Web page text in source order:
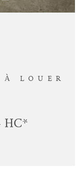
LOUER
HC*